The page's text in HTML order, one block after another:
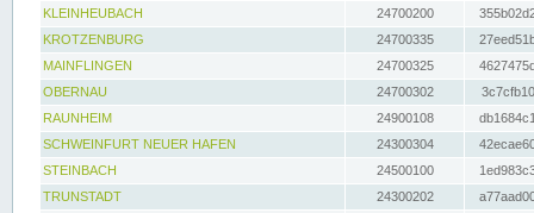
KLEINHEUBACH 24700200
KROTZENBURG
24700335
MAINFLINGEN
24700325
OBERNAU
24700302
RAUNHEIM
24900108
SCHWEINFURT NEUER HAFEN
24300304
STEINBACH
24500100
TRUNSTADT
24300202